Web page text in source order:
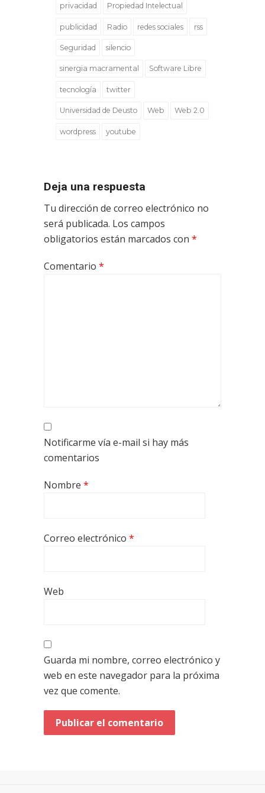
privacidad Propiedad Intelectual
publicidad Radio redes sociales rss
Seguridad silencio
sinergia macramental Software Libre
tecnología twitter
Universidad de Deusto Web Web 2.0
wordpress youtube
Deja una respuesta
Tu dirección de correo electrónico no
será publicada. Los campos
obligatorios están marcados con *
Comentario *
Notificarme vía e-mail si hay más
comentarios
Nombre *
Correo electrónico *
Web
Guarda mi nombre, correo electrónico y
web en este navegador para la próxima
vez que comente.